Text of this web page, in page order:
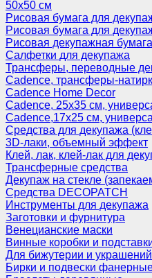
50х50 см
Рисовая бумага для
Рисовая бумага для
Рисовая декупажная
Салфетки для декупажа
Трансферы, переводные
Cadence, трансферы-
Cadence Home Decor
Cadence, 25х35 см,
Cadence,17х25 см,
Средства для декупажа
3D-лаки, объемный эффект
Клей, лак, клей-лак для
Трансферные средства
Декупаж на стекле
Средства DECOPATCH
Инструменты для декупажа
Заготовки и фурнитура
Венецианские маски
Винные коробки и
Для бижутерии и украшений
Бирки и подвески